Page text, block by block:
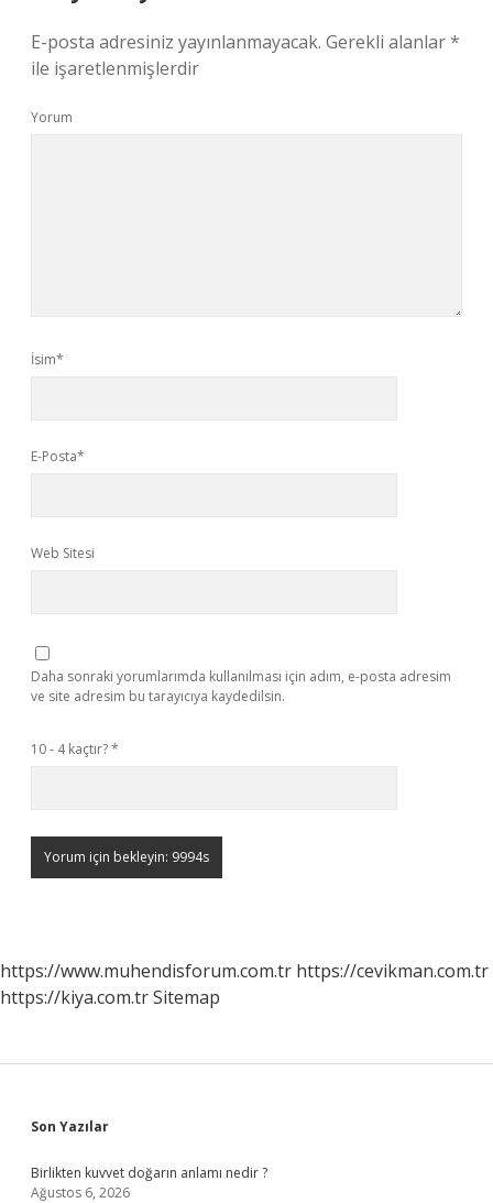
E-posta adresiniz yayınlanmayacak. Gerekli alanlar*
ile işaretlenmişlerdir
Yorum
İsim*
E-Posta*
Web Sitesi
Daha sonraki yorumlarımda kullanılması için adım, e-posta adresim
ve site adresim bu tarayıcıya kaydedilsin.
10 - 4 kaçtır?*
https://www.muhendisforum.com.tr https://cevikman.com.tr
https://kiya.com.trSitemap
Sidebar
Son Yazılar
Birlikten kuvvet doğarın anlamı nedir ?
Ağustos 6, 2026